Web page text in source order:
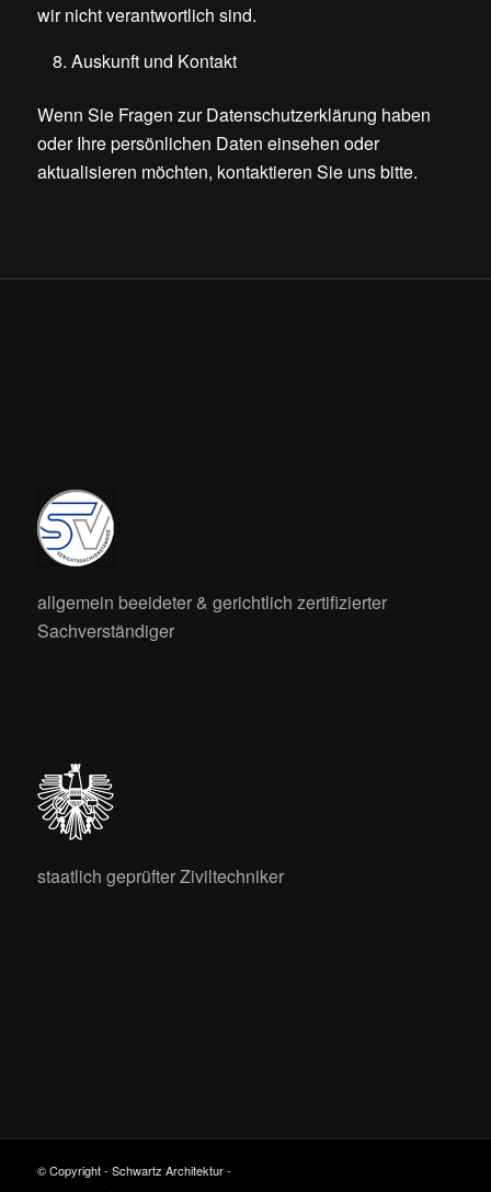
wir nicht verantwortlich sind.
Auskunft und Kontakt
Wenn Sie Fragen zur Datenschutzerklärung haben
oder Ihre persönlichen Daten einsehen oder
aktualisieren möchten, kontaktieren Sie uns bitte.
allgemein beeideter & gerichtlich zertifizierter
Sachverständiger
staatlich geprüfter Ziviltechniker
© Copyright - Schwartz Architektur -